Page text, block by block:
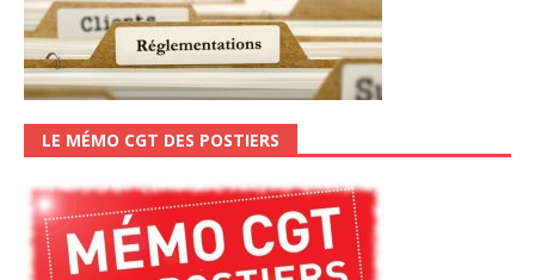
LE MÉMO CGT DES POSTIERS